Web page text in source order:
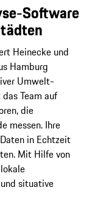
Software
Heinecke und
Hamburg
Umwelt-
Team auf
die
messen. Ihre
in Echtzeit
Mit Hilfe von
situative